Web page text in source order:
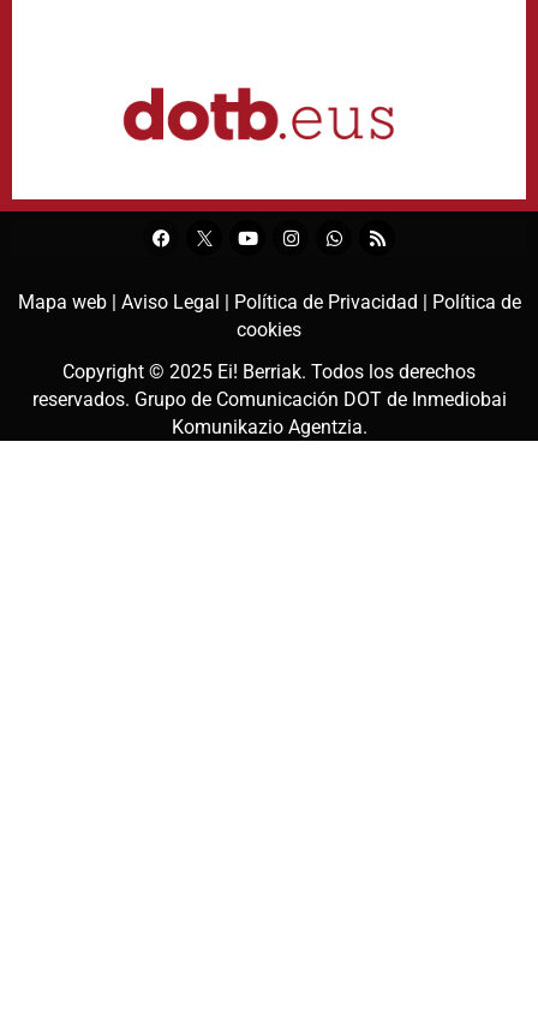
Mapa web | Aviso Legal | Política de Privacidad |
Política de
cookies
Copyright © 2025 Ei! Berriak. Todos los derechos
reservados. Grupo de Comunicación DOT de Inmediobai
Komunikazio Agentzia.